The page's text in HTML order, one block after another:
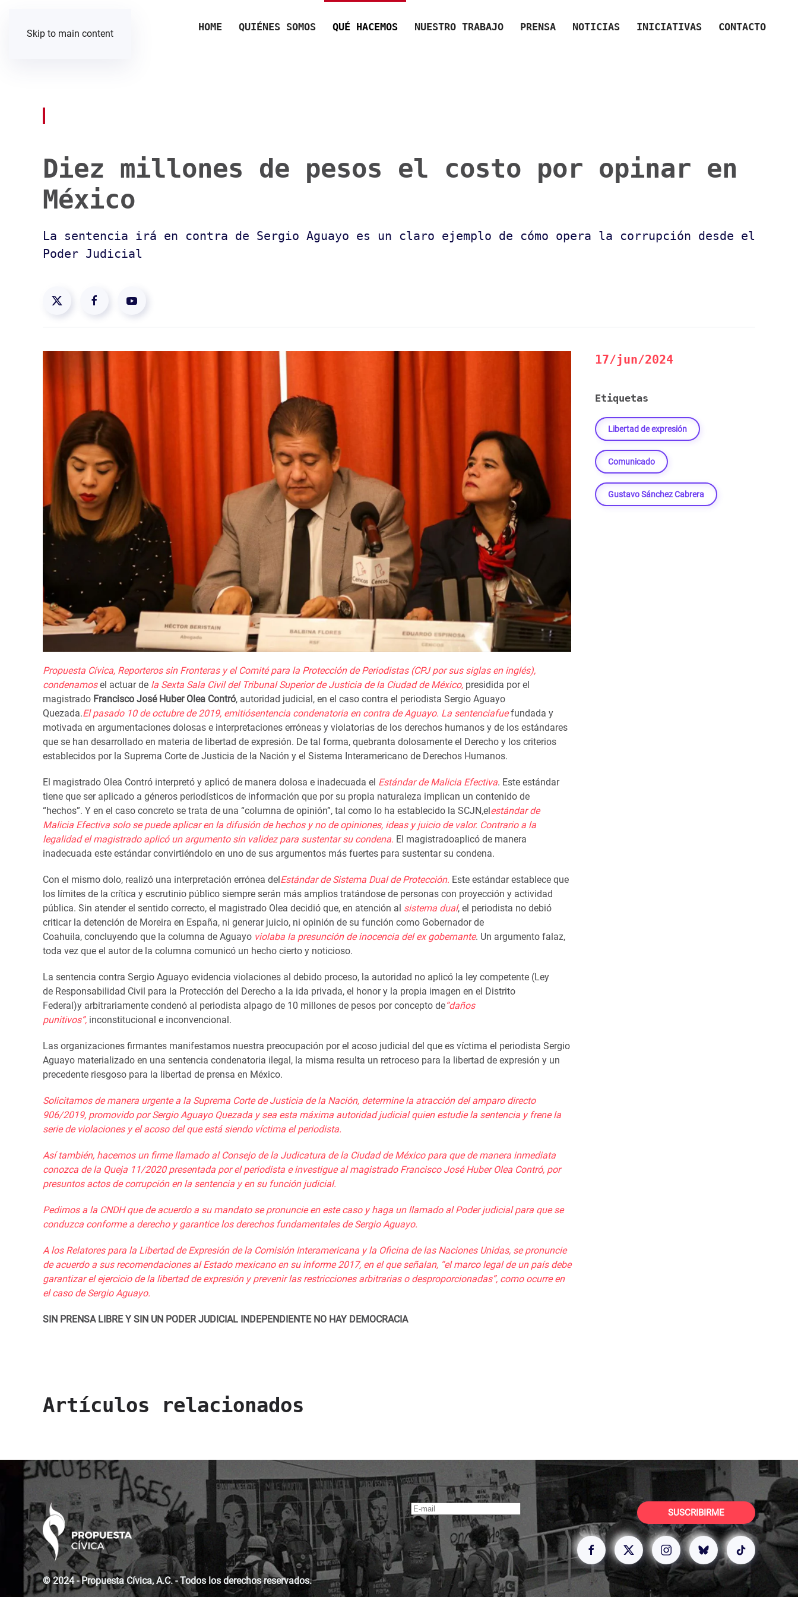
Skip to main content
HOME QUIÉNES SOMOS QUÉ HACEMOS NUESTRO TRABAJO PRENSA NOTICIAS INICIATIVAS CONTACTO
Diez millones de pesos el costo por opinar en
México
La sentencia irá en contra de Sergio Aguayo es un claro ejemplo de cómo opera la corrupción desde el
Poder Judicial
Propuesta Cívica, Reporteros sin Fronteras y el Comité para la Protección de Periodistas (CPJ por sus siglas en inglés),
condenamos el actuar de la Sexta Sala Civil del Tribunal Superior de Justicia de la Ciudad de México, presidida por el
magistrado Francisco José Huber Olea Contró, autoridad judicial, en el caso contra el periodista Sergio Aguayo
Quezada.El pasado 10 de octubre de 2019, emitiósentencia condenatoria en contra de Aguayo. La sentenciafue fundada y
motivada en argumentaciones dolosas e interpretaciones erróneas y violatorias de los derechos humanos y de los estándares
que se han desarrollado en materia de libertad de expresión. De tal forma, quebranta dolosamente el Derecho y los criterios
establecidos por la Suprema Corte de Justicia de la Nación y el Sistema Interamericano de Derechos Humanos.
El magistrado Olea Contró interpretó y aplicó de manera dolosa e inadecuada el Estándar de Malicia Efectiva. Este estándar
tiene que ser aplicado a géneros periodísticos de información que por su propia naturaleza implican un contenido de
“hechos”. Y en el caso concreto se trata de una “columna de opinión”, tal como lo ha establecido la SCJN,elestándar de
Malicia Efectiva solo se puede aplicar en la difusión de hechos y no de opiniones, ideas y juicio de valor. Contrario a la
legalidad el magistrado aplicó un argumento sin validez para sustentar su condena. El magistradoaplicó de manera
inadecuada este estándar convirtiéndolo en uno de sus argumentos más fuertes para sustentar su condena.
Con el mismo dolo, realizó una interpretación errónea delEstándar de Sistema Dual de Protección. Este estándar establece que
los límites de la crítica y escrutinio público siempre serán más amplios tratándose de personas con proyección y actividad
pública. Sin atender el sentido correcto, el magistrado Olea decidió que, en atención al sistema dual, el periodista no debió
criticar la detención de Moreira en España, ni generar juicio, ni opinión de su función como Gobernador de
Coahuila, concluyendo que la columna de Aguayo violaba la presunción de inocencia del ex gobernante. Un argumento falaz,
toda vez que el autor de la columna comunicó un hecho cierto y noticioso.
La sentencia contra Sergio Aguayo evidencia violaciones al debido proceso, la autoridad no aplicó la ley competente (Ley
de Responsabilidad Civil para la Protección del Derecho a la ida privada, el honor y la propia imagen en el Distrito
Federal)y arbitrariamente condenó al periodista alpago de 10 millones de pesos por concepto de“daños
punitivos”, inconstitucional e inconvencional.
Las organizaciones firmantes manifestamos nuestra preocupación por el acoso judicial del que es víctima el periodista Sergio
Aguayo materializado en una sentencia condenatoria ilegal, la misma resulta un retroceso para la libertad de expresión y un
precedente riesgoso para la libertad de prensa en México.
Solicitamos de manera urgente a la Suprema Corte de Justicia de la Nación, determine la atracción del amparo directo
906/2019, promovido por Sergio Aguayo Quezada y sea esta máxima autoridad judicial quien estudie la sentencia y frene la
serie de violaciones y el acoso del que está siendo víctima el periodista.
Así también, hacemos un firme llamado al Consejo de la Judicatura de la Ciudad de México para que de manera inmediata
conozca de la Queja 11/2020 presentada por el periodista e investigue al magistrado Francisco José Huber Olea Contró, por
presuntos actos de corrupción en la sentencia y en su función judicial.
Pedimos a la CNDH que de acuerdo a su mandato se pronuncie en este caso y haga un llamado al Poder judicial para que se
conduzca conforme a derecho y garantice los derechos fundamentales de Sergio Aguayo.
A los Relatores para la Libertad de Expresión de la Comisión Interamericana y la Oficina de las Naciones Unidas, se pronuncie
de acuerdo a sus recomendaciones al Estado mexicano en su informe 2017, en el que señalan, “el marco legal de un país debe
garantizar el ejercicio de la libertad de expresión y prevenir las restricciones arbitrarias o desproporcionadas”, como ocurre en
el caso de Sergio Aguayo.
SIN PRENSA LIBRE Y SIN UN PODER JUDICIAL INDEPENDIENTE NO HAY DEMOCRACIA
17/jun/2024
Etiquetas
Libertad de expresión
Comunicado
Gustavo Sánchez Cabrera
Artículos relacionados
© 2024 - Propuesta Cívica, A.C. - Todos los derechos reservados.
SUSCRIBIRME